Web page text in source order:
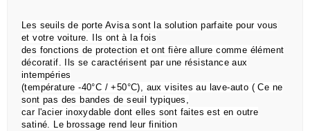
Les seuils de porte Avisa sont la solution parfaite pour vous
et votre voiture. Ils ont à la fois
des fonctions de protection et ont fière allure comme élément
décoratif. Ils se caractérisent par une résistance aux
intempéries
(température -40°C / +50°C), aux visites au lave-auto ( Ce ne
sont pas des bandes de seuil typiques,
car l'acier inoxydable dont elles sont faites est en outre
satiné. Le brossage rend leur finition